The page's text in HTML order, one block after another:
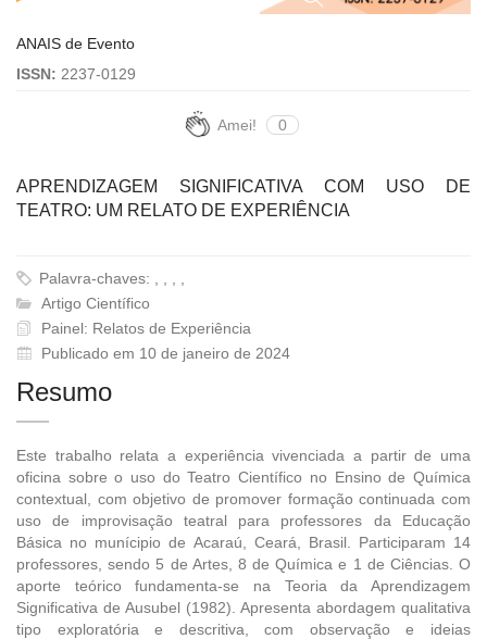
ANAIS de Evento
ISSN: 2237-0129
Amei! 0
APRENDIZAGEM SIGNIFICATIVA COM USO DE
TEATRO: UM RELATO DE EXPERIÊNCIA
Palavra-chaves: , , , ,
Artigo Científico
Painel: Relatos de Experiência
Publicado em 10 de janeiro de 2024
Resumo
Este trabalho relata a experiência vivenciada a partir de uma
oficina sobre o uso do Teatro Científico no Ensino de Química
contextual, com objetivo de promover formação continuada com
uso de improvisação teatral para professores da Educação
Básica no munícipio de Acaraú, Ceará, Brasil. Participaram 14
professores, sendo 5 de Artes, 8 de Química e 1 de Ciências. O
aporte teórico fundamenta-se na Teoria da Aprendizagem
Significativa de Ausubel (1982). Apresenta abordagem qualitativa
tipo exploratória e descritiva, com observação e ideias